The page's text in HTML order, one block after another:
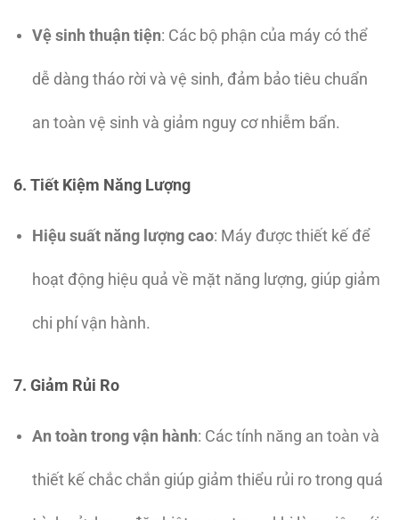
Vệ sinh thuận tiện: Các bộ phận của máy có thể
dễ dàng tháo rời và vệ sinh, đảm bảo tiêu chuẩn
an toàn vệ sinh và giảm nguy cơ nhiễm bẩn.
6. Tiết Kiệm Năng Lượng
Hiệu suất năng lượng cao: Máy được thiết kế để
hoạt động hiệu quả về mặt năng lượng, giúp giảm
chi phí vận hành.
7. Giảm Rủi Ro
An toàn trong vận hành: Các tính năng an toàn và
thiết kế chắc chắn giúp giảm thiểu rủi ro trong quá